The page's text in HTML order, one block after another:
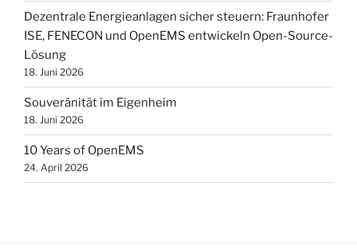
Dezentrale Energieanlagen sicher steuern: Fraunhofer
ISE, FENECON und OpenEMS entwickeln Open-Source-
Lösung
18. Juni 2026
Souveränität im Eigenheim
18. Juni 2026
10 Years of OpenEMS
24. April 2026